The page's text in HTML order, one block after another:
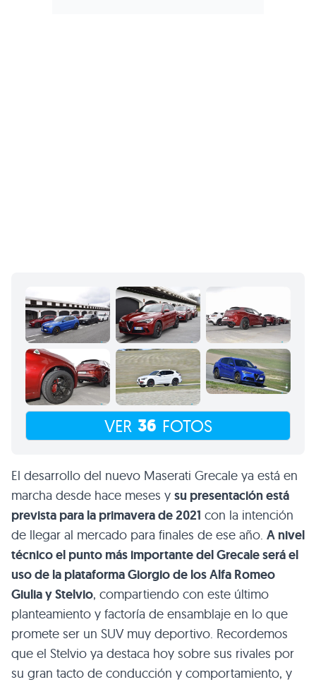
VER 36 FOTOS
El desarrollo del nuevo Maserati Grecale ya está en
marcha desde hace meses y su presentación está
prevista para la primavera de 2021 con la intención
de llegar al mercado para finales de ese año. A nivel
técnico el punto más importante del Grecale será el
uso de la plataforma Giorgio de los Alfa Romeo
Giulia y Stelvio, compartiendo con este último
planteamiento y factoría de ensamblaje en lo que
promete ser un SUV muy deportivo. Recordemos
que el Stelvio ya destaca hoy sobre sus rivales por
su gran tacto de conducción y comportamiento, y